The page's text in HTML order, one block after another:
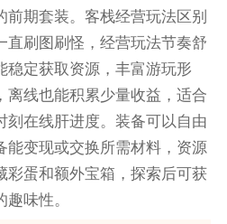
期套装。客栈经营玩法区别
直刷图刷怪，经营玩法节奏舒
稳定获取资源，丰富游玩形
离线也能积累少量收益，适合
刻在线肝进度。装备可以自由
能变现或交换所需材料，资源
彩蛋和额外宝箱，探索后可获
味性。